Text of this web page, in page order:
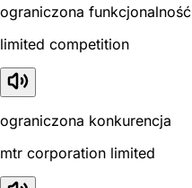
ograniczona funkcjonalność
limited competition
ograniczona konkurencja
mtr corporation limited